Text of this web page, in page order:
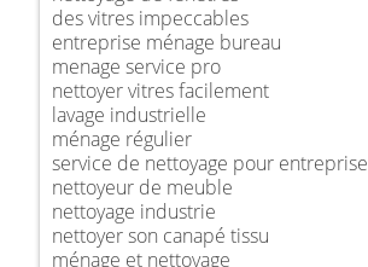
des vitres impeccables
entreprise ménage bureau
menage service pro
nettoyer vitres facilement
lavage industrielle
ménage régulier
service de nettoyage pour entreprise
nettoyeur de meuble
nettoyage industrie
nettoyer son canapé tissu
ménage et nettoyage